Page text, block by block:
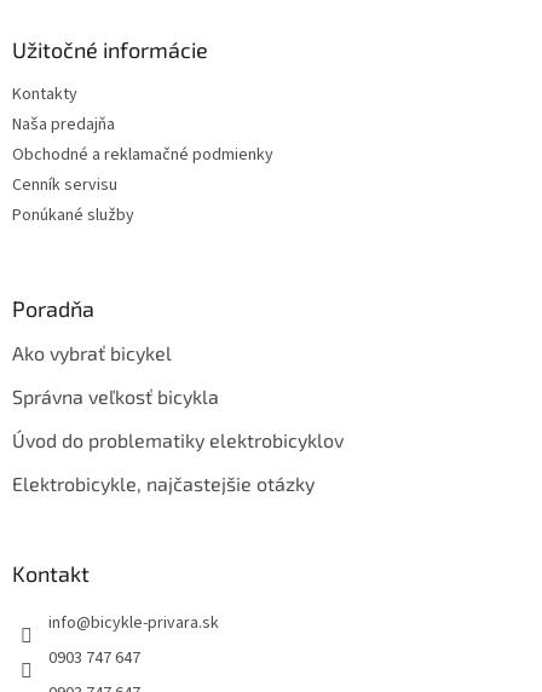
Užitočné informácie
Kontakty
Naša predajňa
Obchodné a reklamačné podmienky
Cenník servisu
Ponúkané služby
Poradňa
Ako vybrať bicykel
Správna veľkosť bicykla
Úvod do problematiky elektrobicyklov
Elektrobicykle, najčastejšie otázky
Kontakt
info@bicykle-privara.sk
0903 747 647